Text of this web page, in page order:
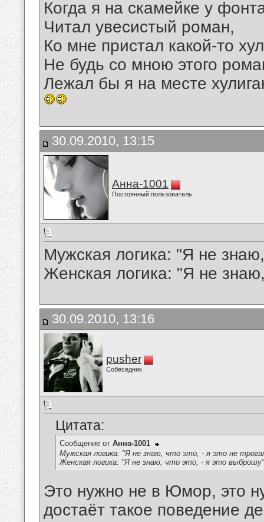
Когда я на скамейке у
Читал увесистый роман,
Ко мне пристал какой-то
Не будь со мною этого
Лежал бы я на месте
30.09.2010, 13:15
Анна-1001
Постоянный пользователь
Мужская логика: "Я не
Женская логика: "Я не
30.09.2010, 13:16
pusher
Собеседник
Цитата:
Сообщение от Анна-1001
Мужская логика: "Я не знаю, что это, - я это не
Женская логика: "Я не знаю, что это, - я это
Это нужно не в Юмор, это
достаёт такое поведение